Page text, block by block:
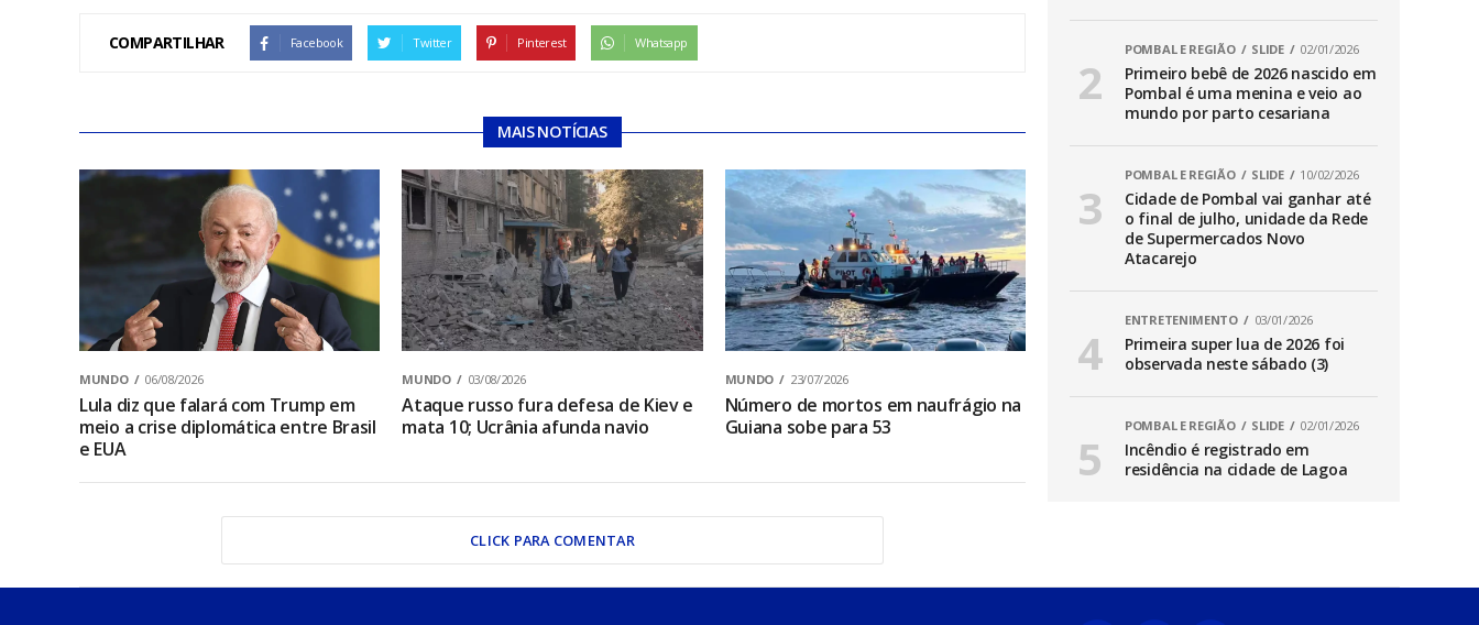
COMPARTILHAR Facebook Twitter Pinterest Whatsapp
MAIS NOTÍCIAS
MUNDO 06/08/2026
Lula diz que falará com Trump em
meio a crise diplomática entre Brasil
e EUA
MUNDO 03/08/2026
Ataque russo fura defesa de Kiev e
mata 10; Ucrânia afunda navio
MUNDO 23/07/2026
Número de mortos em naufrágio na
Guiana sobe para 53
CLICK PARA COMENTAR
POMBAL E REGIÃO SLIDE 02/01/2026
Primeiro bebê de 2026 nascido em
Pombal é uma menina e veio ao
mundo por parto cesariana
POMBAL E REGIÃO SLIDE 10/02/2026
Cidade de Pombal vai ganhar até
o final de julho, unidade da Rede
de Supermercados Novo
Atacarejo
ENTRETENIMENTO 03/01/2026
Primeira super lua de 2026 foi
observada neste sábado (3)
POMBAL E REGIÃO SLIDE 02/01/2026
Incêndio é registrado em
residência na cidade de Lagoa